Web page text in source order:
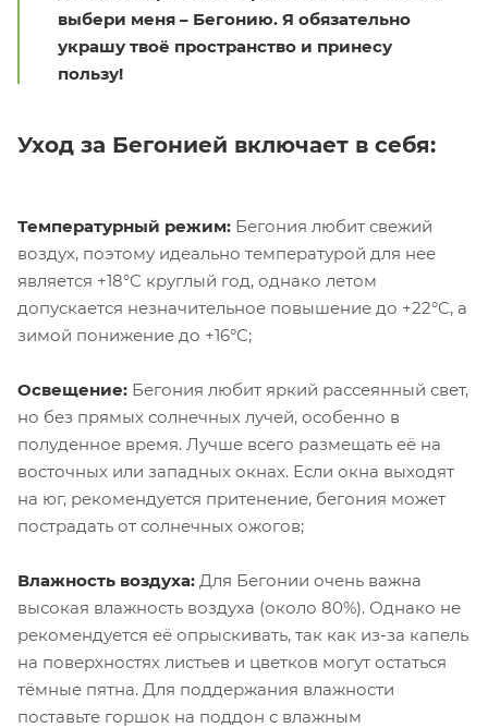
выбери меня – Бегонию. Я обязательно
украшу твоё пространство и принесу
пользу!
Уход за Бегонией включает в себя:
Температурный режим: Бегония любит свежий
воздух, поэтому идеально температурой для нее
является +18°C круглый год, однако летом
допускается незначительное повышение до +22°C, а
зимой понижение до +16°C;
Освещение: Бегония любит яркий рассеянный свет,
но без прямых солнечных лучей, особенно в
полуденное время. Лучше всего размещать её на
восточных или западных окнах. Если окна выходят
на юг, рекомендуется притенение, бегония может
пострадать от солнечных ожогов;
Влажность воздуха: Для Бегонии очень важна
высокая влажность воздуха (около 80%). Однако не
рекомендуется её опрыскивать, так как из-за капель
на поверхностях листьев и цветков могут остаться
тёмные пятна. Для поддержания влажности
поставьте горшок на поддон с влажным